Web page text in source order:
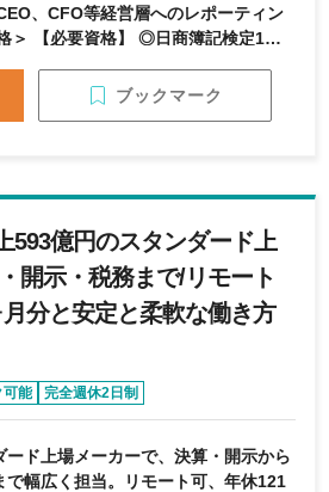
、CFO等経営層へのレポーティン
対応できる方 ・ハンズオンで能動
ブックマーク
593億円のスタンダード上
開示・税務まで/リモート
分と安定と柔軟な働き方
可能
完全週休2日制
制度あり
ード上場メーカーで、決算・開示から
で幅広く担当。リモート可、年休121